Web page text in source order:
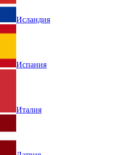
Исландия
Испания
Италия